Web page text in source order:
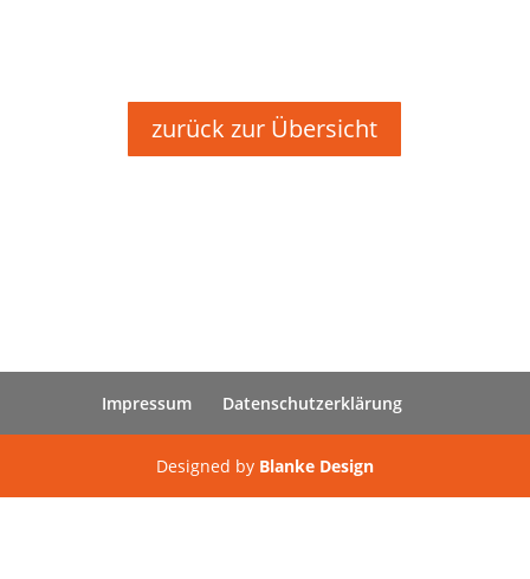
zurück zur Übersicht
Impressum Datenschutzerklärung
Designed by Blanke Design